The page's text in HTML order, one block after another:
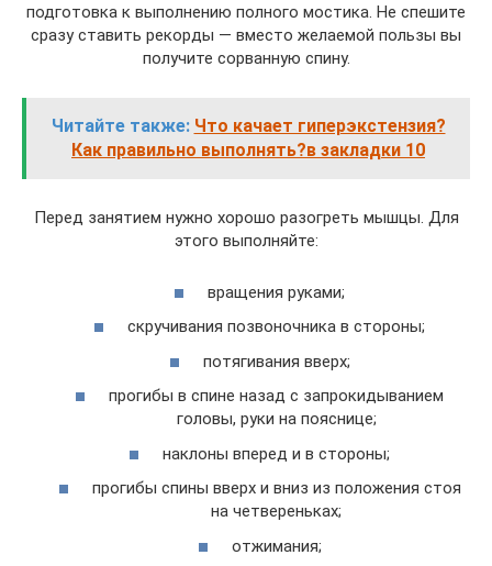
подготовка к выполнению полного мостика. Не спешите
сразу ставить рекорды — вместо желаемой пользы вы
получите сорванную спину.
Читайте также: Что качает гиперэкстензия?
Как правильно выполнять?в закладки 10
Перед занятием нужно хорошо разогреть мышцы. Для
этого выполняйте:
вращения руками;
скручивания позвоночника в стороны;
потягивания вверх;
прогибы в спине назад с запрокидыванием
головы, руки на пояснице;
наклоны вперед и в стороны;
прогибы спины вверх и вниз из положения стоя
на четвереньках;
отжимания;